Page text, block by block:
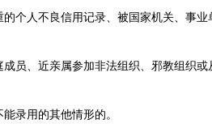
人不良信用记录、被国家机关、事业
、近亲属参加非法组织、邪教组织或
用的其他情形的。